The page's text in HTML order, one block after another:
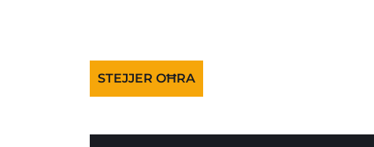
STEJJER OĦRA